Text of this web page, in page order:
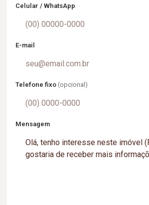
Celular / WhatsApp
E-mail
Telefone fixo (opcional)
Mensagem